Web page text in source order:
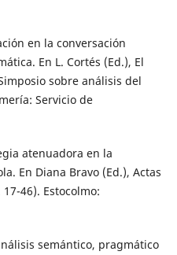
en la conversación
En L. Cortés (Ed.), El
sobre análisis del
Servicio de
atenuadora en la
En Diana Bravo (Ed.), Actas
46). Estocolmo:
semántico, pragmático